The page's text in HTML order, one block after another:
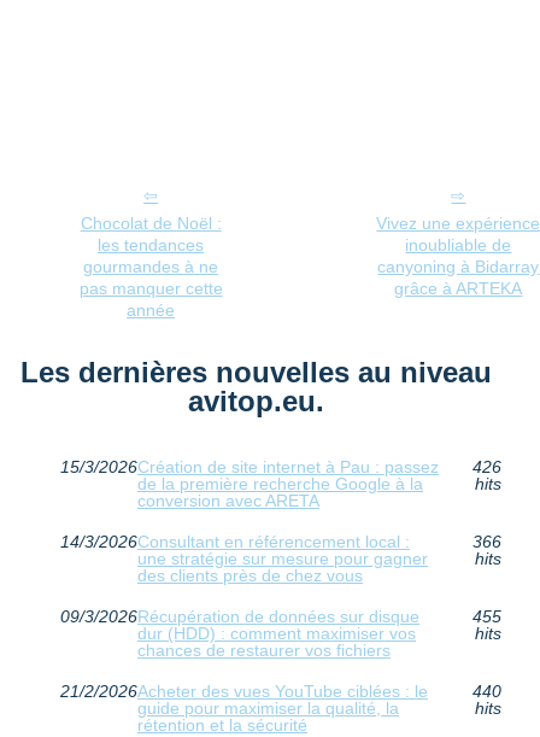
Chocolat de Noël :
les tendances
gourmandes à ne
pas manquer cette
année
Vivez une expérience
inoubliable de
canyoning à Bidarray
grâce à ARTEKA
Les dernières nouvelles au niveau
avitop.eu.
15/3/2026Création de site internet à Pau : passez
de la première recherche Google à la
conversion avec ARETA
426
hits
14/3/2026Consultant en référencement local :
une stratégie sur mesure pour gagner
des clients près de chez vous
366
hits
09/3/2026Récupération de données sur disque
dur (HDD) : comment maximiser vos
chances de restaurer vos fichiers
455
hits
21/2/2026Acheter des vues YouTube ciblées : le
guide pour maximiser la qualité, la
rétention et la sécurité
440
hits